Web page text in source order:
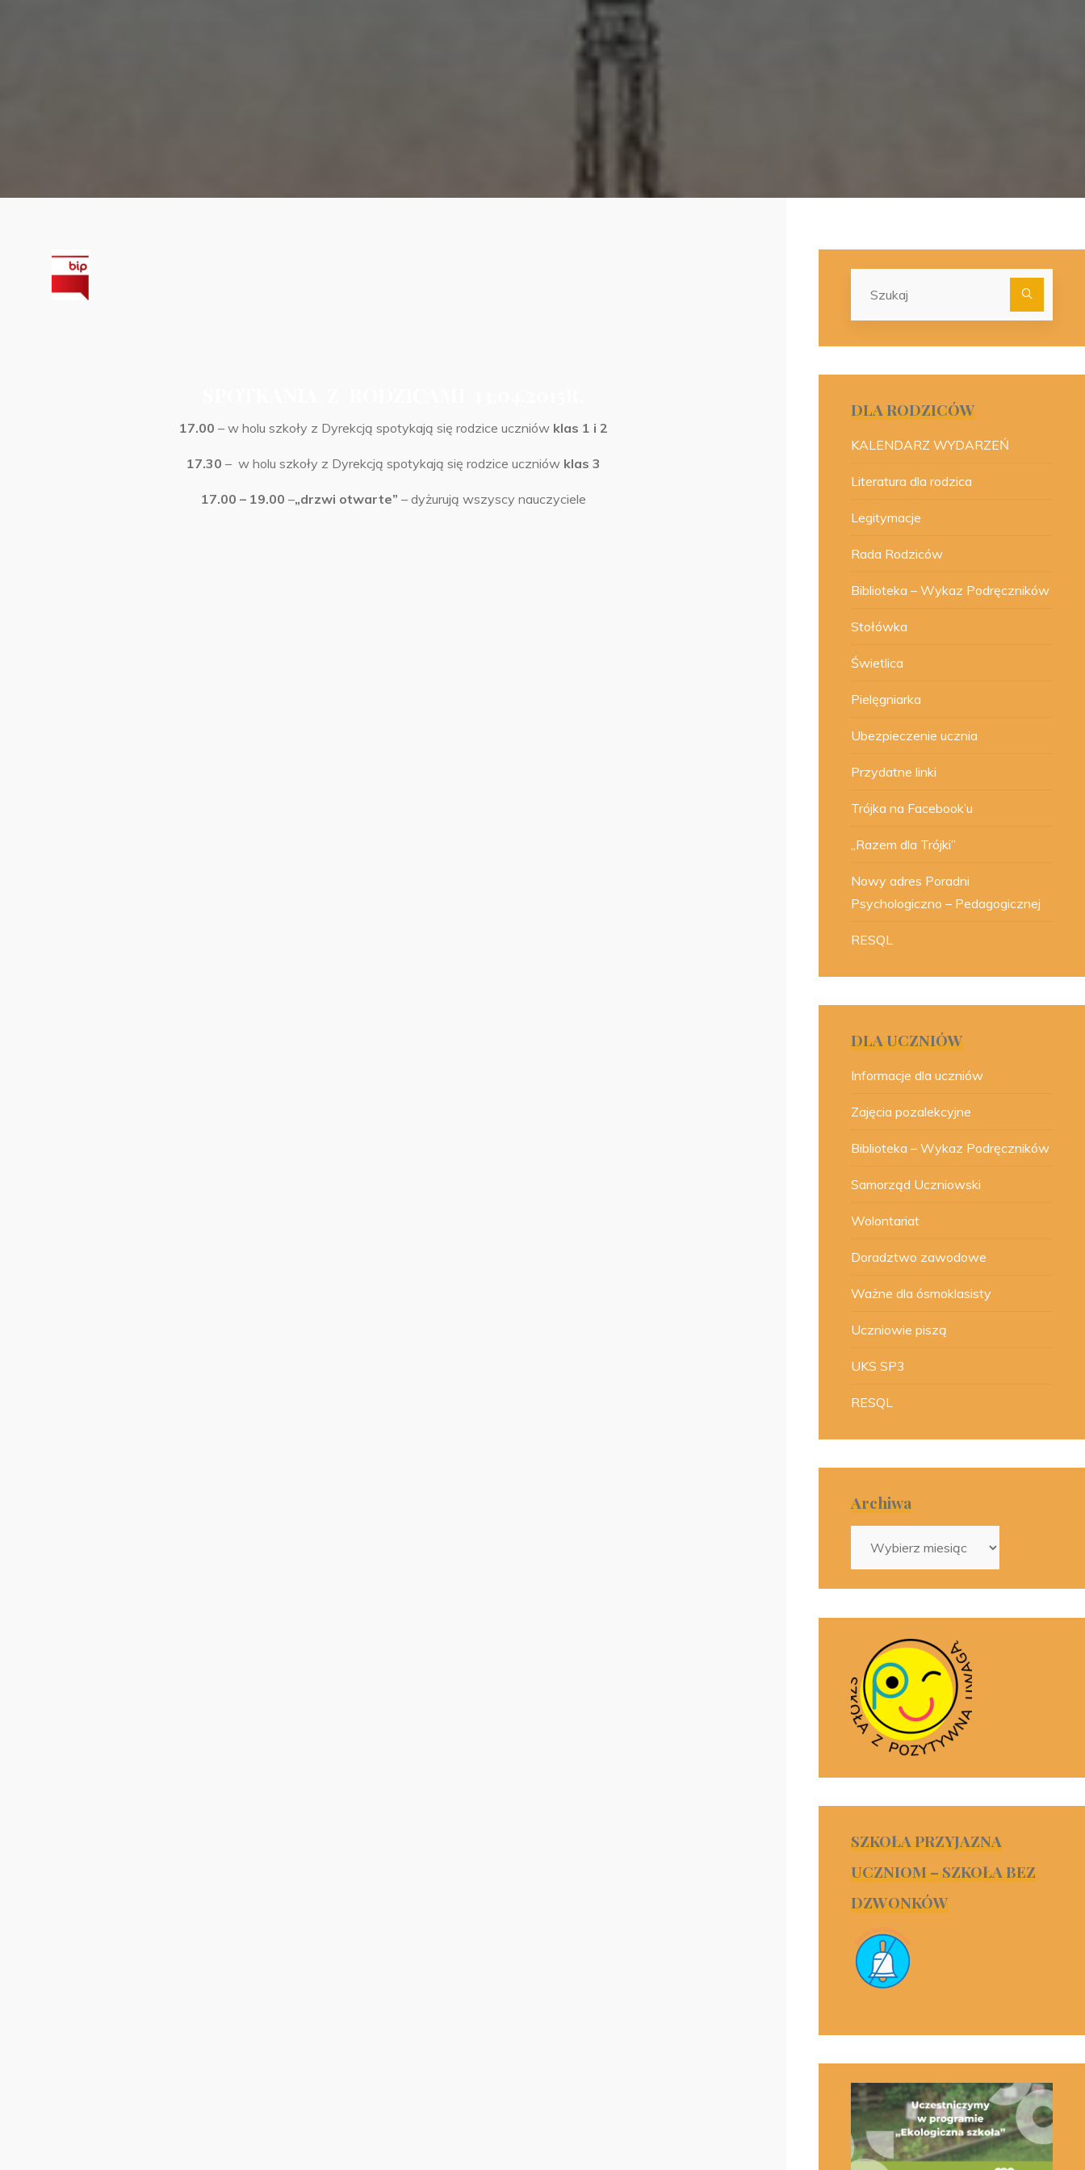
17.00 – w holu szkoły z Dyrekcją spotykają się rodzice uczniów klas 1 i 2
17.30 – w holu szkoły z Dyrekcją spotykają się rodzice uczniów klas 3
17.00 – 19.00 –„drzwi otwarte” – dyżurują wszyscy nauczyciele
DLA RODZICÓW
KALENDARZ WYDARZEŃ
Literatura dla rodzica
Legitymacje
Rada Rodziców
Biblioteka – Wykaz Podręczników
Stołówka
Świetlica
Pielęgniarka
Ubezpieczenie ucznia
Przydatne linki
Trójka na Facebook’u
„Razem dla Trójki”
Nowy adres Poradni
Psychologiczno – Pedagogicznej
RESQL
DLA UCZNIÓW
Informacje dla uczniów
Zajęcia pozalekcyjne
Biblioteka – Wykaz Podręczników
Samorząd Uczniowski
Wolontariat
Doradztwo zawodowe
Ważne dla ósmoklasisty
Uczniowie piszą
UKS SP3
RESQL
Archiwa
SZKOŁA PRZYJAZNA
UCZNIOM – SZKOŁA BEZ
DZWONKÓW